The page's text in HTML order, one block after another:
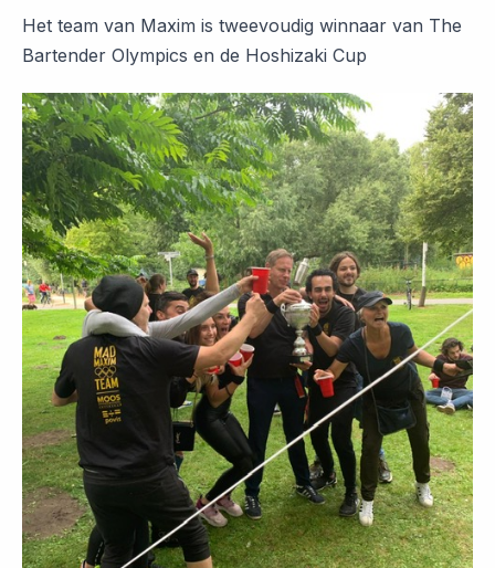
Het team van Maxim is tweevoudig winnaar van The
Bartender Olympics en de Hoshizaki Cup